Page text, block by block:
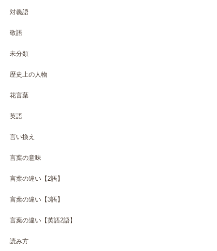
対義語
敬語
未分類
歴史上の人物
花言葉
英語
言い換え
言葉の意味
言葉の違い【2語】
言葉の違い【3語】
言葉の違い【英語2語】
読み方